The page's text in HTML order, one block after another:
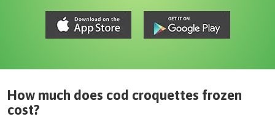
How much does cod croquettes frozen
cost?